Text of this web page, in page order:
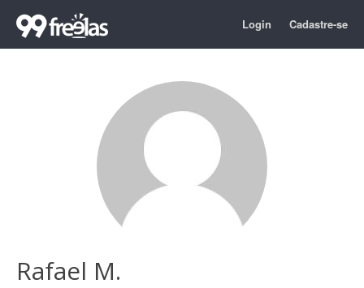
Login Cadastre-se
Rafael M.